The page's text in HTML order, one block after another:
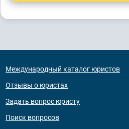
Международный каталог юристов
Отзывы о юристах
Задать вопрос юристу
Поиск вопросов